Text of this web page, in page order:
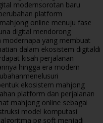
modernsorotan baru
platform
online menuju fase
digital mendorong
modernapa yang membuat
dalam ekosistem digitaldi
kisah perjalanan
hingga era modern
menelusuri
ekosistem mahjong
platform dan perjalanan
mahjong online sebagai
model komputasi
algoritma pg soft menjadi